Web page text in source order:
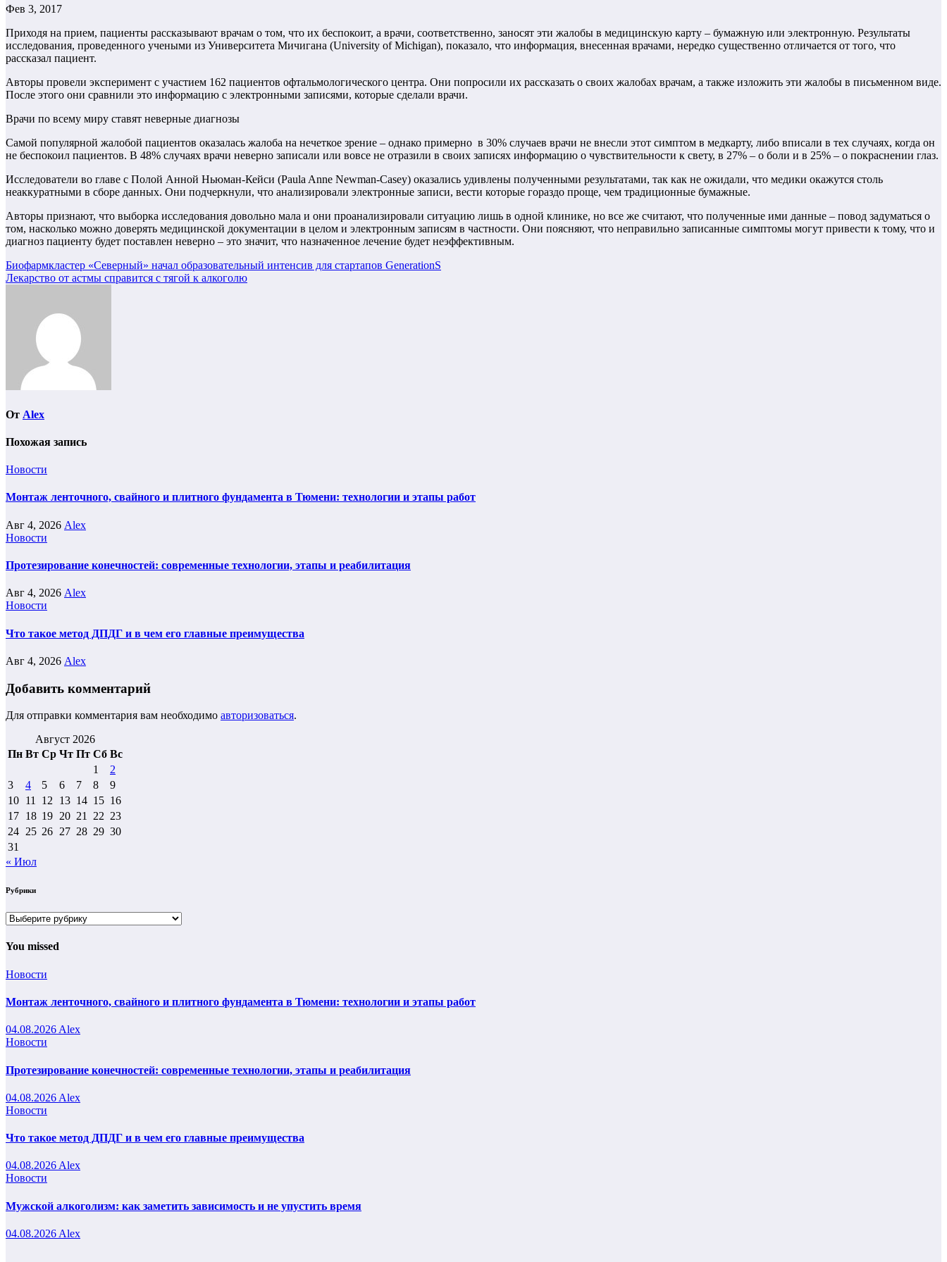
Фев 3, 2017
Приходя на прием, пациенты рассказывают врачам о том, что их беспокоит, а врачи, соответственно, заносят эти жалобы в медицинскую карту – бумажную или электронную. Результаты
исследования, проведенного учеными из Университета Мичигана (University of Michigan), показало, что информация, внесенная врачами, нередко существенно отличается от того, что
рассказал пациент.
Авторы провели эксперимент с участием 162 пациентов офтальмологического центра. Они попросили их рассказать о своих жалобах врачам, а также изложить эти жалобы в письменном виде.
После этого они сравнили это информацию с электронными записями, которые сделали врачи.
Врачи по всему миру ставят неверные диагнозы
Самой популярной жалобой пациентов оказалась жалоба на нечеткое зрение – однако примерно в 30% случаев врачи не внесли этот симптом в медкарту, либо вписали в тех случаях, когда он
не беспокоил пациентов. В 48% случаях врачи неверно записали или вовсе не отразили в своих записях информацию о чувствительности к свету, в 27% – о боли и в 25% – о покраснении глаз.
Исследователи во главе с Полой Анной Ньюман-Кейси (Paula Anne Newman-Casey) оказались удивлены полученными результатами, так как не ожидали, что медики окажутся столь
неаккуратными в сборе данных. Они подчеркнули, что анализировали электронные записи, вести которые гораздо проще, чем традиционные бумажные.
Авторы признают, что выборка исследования довольно мала и они проанализировали ситуацию лишь в одной клинике, но все же считают, что полученные ими данные – повод задуматься о
том, насколько можно доверять медицинской документации в целом и электронным записям в частности. Они поясняют, что неправильно записанные симптомы могут привести к тому, что и
диагноз пациенту будет поставлен неверно – это значит, что назначенное лечение будет неэффективным.
Навигация
по
Биофармкластер «Северный» начал образовательный интенсив для стартапов GenerationS
Лекарство от астмы справится с тягой к алкоголю
От Alex
Похожая запись
Новости
Монтаж ленточного, свайного и плитного фундамента в Тюмени: технологии и этапы работ
Авг 4, 2026 Alex
Новости
Протезирование конечностей: современные технологии, этапы и реабилитация
Авг 4, 2026 Alex
Новости
Что такое метод ДПДГ и в чем его главные преимущества
Авг 4, 2026 Alex
Добавить комментарий
Для отправки комментария вам необходимо авторизоваться.
Август 2026
Пн Вт Ср Чт Пт Сб Вс
1
2
3
4 5 6 7 8
9
10 11 12 13 14 15 16
17 18 19 20 21 22 23
24 25 26 27 28 29 30
31
« Июл
Рубрики
Рубрики
You missed
Новости
Монтаж ленточного, свайного и плитного фундамента в Тюмени: технологии и этапы работ
04.08.2026 Alex
Новости
Протезирование конечностей: современные технологии, этапы и реабилитация
04.08.2026 Alex
Новости
Что такое метод ДПДГ и в чем его главные преимущества
04.08.2026 Alex
Новости
Мужской алкоголизм: как заметить зависимость и не упустить время
04.08.2026 Alex